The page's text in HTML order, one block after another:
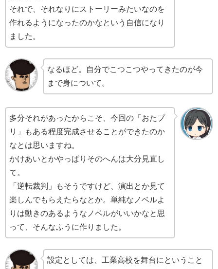
それで、それなりにストーリーみたいなのを
作れるようになったのかなという自信になり
ました。
なるほど。自分でこつこつやってきたのが今
まで身について。
多分それがあったからこそ、今回の「おたプ
リ」もある程度完成させることができたのか
なとは思いますね。
かけあいとかやっぱりそのへんは大分見直し
て。
「逆転裁判」もそうですけど、演出とか見て
楽しんでもらえたらなとか。単純なノベルよ
りは動きのあるようなノベルがいいかなと思
って、そんなふうに作りました。
設定としては、工業高校を舞台にということ